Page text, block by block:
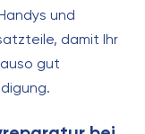
und
damit Ihr
gut